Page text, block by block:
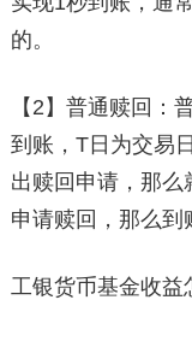
的。
【2】普通赎回：
到账，T日为交易
出赎回申请，那
申请赎回，那么到
工银货币基金收益